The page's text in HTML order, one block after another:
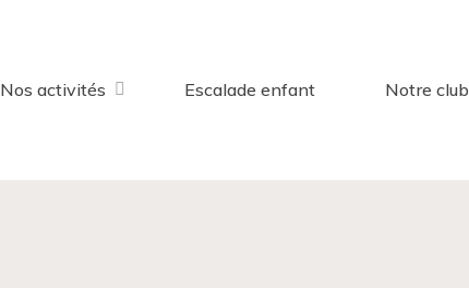
Nos activités Escalade enfant Notre club